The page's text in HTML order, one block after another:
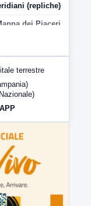
(repliche)
dei Piaceri
LabNews (Diretta)
(replica)
terrestre
APP